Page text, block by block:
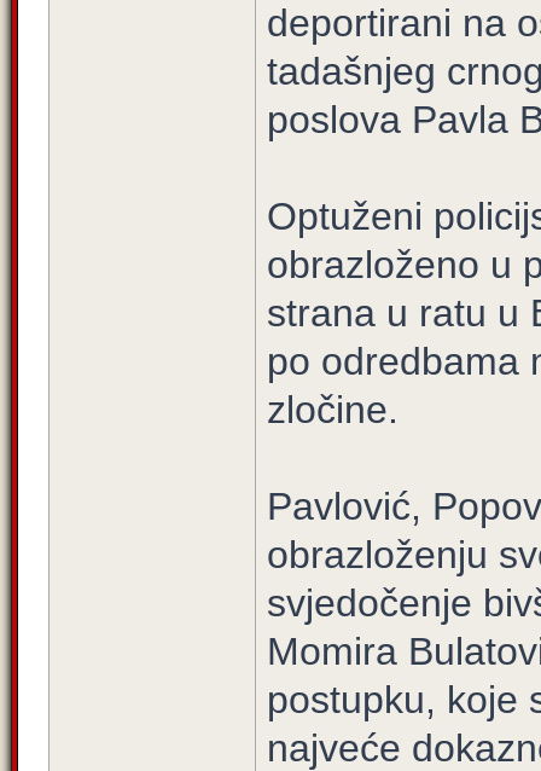
deportirani na
tadašnjeg
poslova Pavla
Optuženi
obrazloženo u
strana u ratu u
po odredbama
zločine.
Pavlović,
obrazloženju
svjedočenje
Momira
postupku, koje
najveće